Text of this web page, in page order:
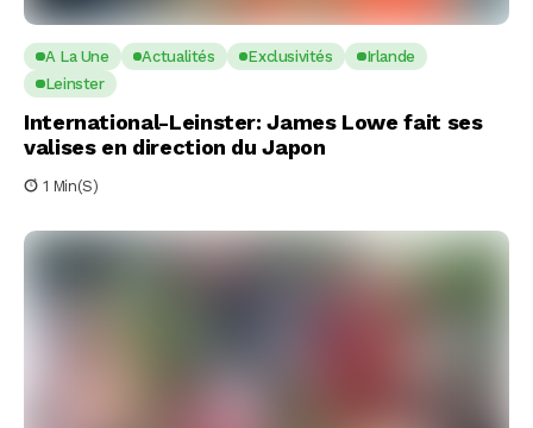
A La Une Actualités Exclusivités
Irlande
Leinster
International-Leinster: James Lowe fait ses
valises en direction du Japon
1 Min(s)